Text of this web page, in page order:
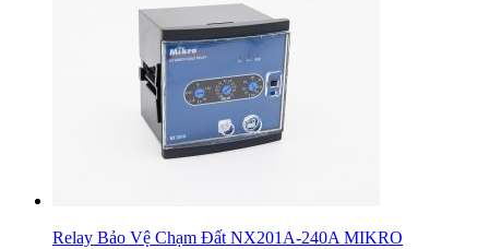
Relay Bảo Vệ Chạm Đất NX201A-240A MIKRO